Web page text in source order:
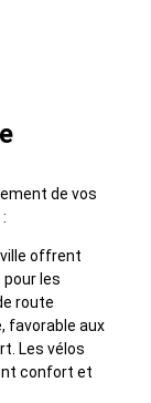
de vos
ville offrent
les
route
favorable aux
Les vélos
confort et